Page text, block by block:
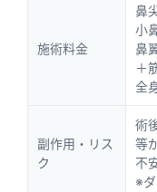
施術料金
鼻
小
鼻
＋
全
副作用・リス
ク
術
等
不
※